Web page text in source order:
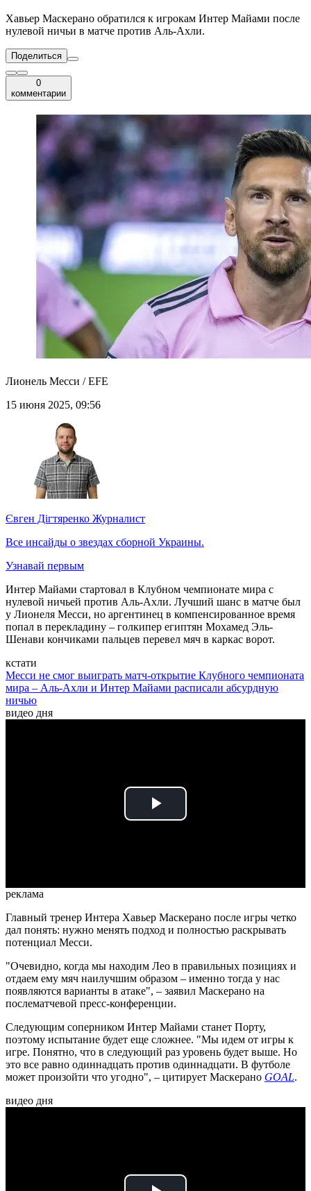
Хавьер Маскерано обратился к игрокам Интер Майами после
нулевой ничьи в матче против Аль-Ахли.
Поделиться
0
комментарии
Лионель Месси / EFE
15 июня 2025, 09:56
Євген Дігтяренко Журналист
Все инсайды о звездах сборной Украины.
Узнавай первым
Интер Майами стартовал в Клубном чемпионате мира с
нулевой ничьей против Аль-Ахли. Лучший шанс в матче был
у Лионеля Месси, но аргентинец в компенсированное время
попал в перекладину – голкипер египтян Мохамед Эль-
Шенави кончиками пальцев перевел мяч в каркас ворот.
кстати
Месси не смог выиграть матч-открытие Клубного чемпионата
мира – Аль-Ахли и Интер Майами расписали абсурдную
ничью
видео дня
Play
реклама
Главный тренер Интера Хавьер Маскерано после игры четко
дал понять: нужно менять подход и полностью раскрывать
потенциал Месси.
"Очевидно, когда мы находим Лео в правильных позициях и
отдаем ему мяч наилучшим образом – именно тогда у нас
появляются варианты в атаке", – заявил Маскерано на
послематчевой пресс-конференции.
Следующим соперником Интер Майами станет Порту,
поэтому испытание будет еще сложнее. "Мы идем от игры к
игре. Понятно, что в следующий раз уровень будет выше. Но
это все равно одиннадцать против одиннадцати. В футболе
может произойти что угодно", – цитирует Маскерано GOAL.
видео дня